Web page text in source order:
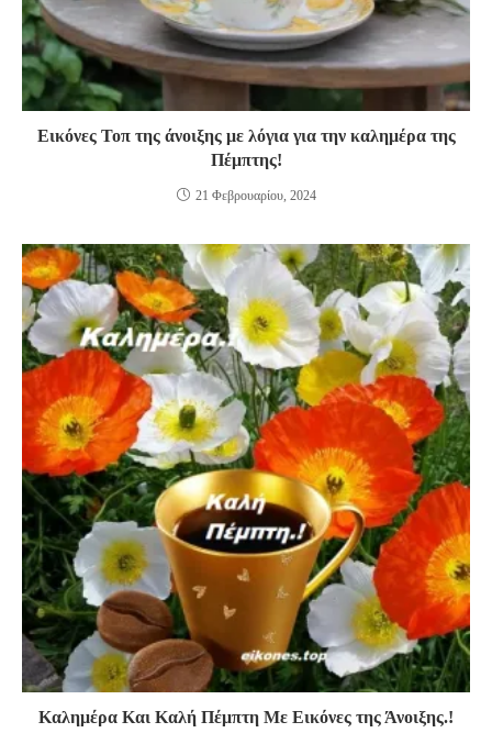
Εικόνες Τοπ της άνοιξης με λόγια για την καλημέρα της
Πέμπτης!
21 Φεβρουαρίου, 2024
Καλημέρα Και Καλή Πέμπτη Με Εικόνες της Άνοιξης.!